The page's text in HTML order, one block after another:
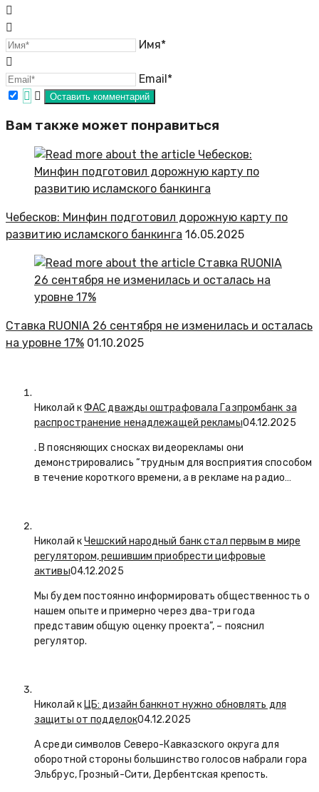
Имя*
Email*
Вам также может понравиться
Чебесков: Минфин подготовил дорожную карту по
развитию исламского банкинга 16.05.2025
Ставка RUONIA 26 сентября не изменилась и осталась
на уровне 17% 01.10.2025
Николай кФАС дважды оштрафовала Газпромбанк за
распространение ненадлежащей рекламы04.12.2025
. В поясняющих сносках видеорекламы они
демонстрировались “трудным для восприятия способом
в течение короткого времени, а в рекламе на радио…
Николай кЧешский народный банк стал первым в мире
регулятором, решившим приобрести цифровые
активы04.12.2025
Мы будем постоянно информировать общественность о
нашем опыте и примерно через два-три года
представим общую оценку проекта”, – пояснил
регулятор.
Николай к ЦБ: дизайн банкнот нужно обновлять для
защиты от подделок04.12.2025
А среди символов Северо-Кавказского округа для
оборотной стороны большинство голосов набрали гора
Эльбрус, Грозный-Сити, Дербентская крепость.